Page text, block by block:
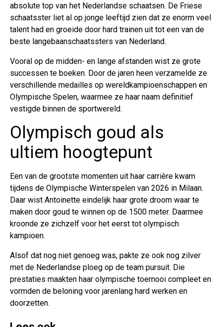
absolute top van het Nederlandse schaatsen. De Friese
schaatsster liet al op jonge leeftijd zien dat ze enorm veel
talent had en groeide door hard trainen uit tot een van de
beste langebaanschaatssters van Nederland.
Vooral op de midden- en lange afstanden wist ze grote
successen te boeken. Door de jaren heen verzamelde ze
verschillende medailles op wereldkampioenschappen en
Olympische Spelen, waarmee ze haar naam definitief
vestigde binnen de sportwereld.
Olympisch goud als
ultiem hoogtepunt
Een van de grootste momenten uit haar carrière kwam
tijdens de Olympische Winterspelen van 2026 in Milaan.
Daar wist Antoinette eindelijk haar grote droom waar te
maken door goud te winnen op de 1500 meter. Daarmee
kroonde ze zichzelf voor het eerst tot olympisch
kampioen.
Alsof dat nog niet genoeg was, pakte ze ook nog zilver
met de Nederlandse ploeg op de team pursuit. Die
prestaties maakten haar olympische toernooi compleet en
vormden de beloning voor jarenlang hard werken en
doorzetten.